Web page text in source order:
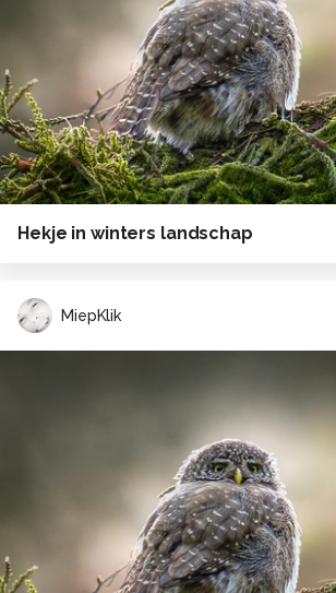
Hekje in winters landschap
MiepKlik